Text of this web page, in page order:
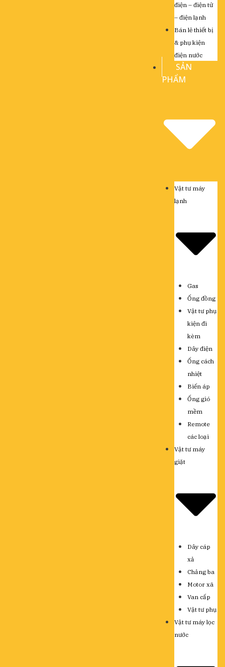
điện – điện tử
– điện lạnh
Bán lẻ thiết bị
& phụ kiện
điện nước
SẢN
PHẨM
Vật tư máy
lạnh
Gas
Ống đồng
Vật tư phụ
kiện đi
kèm
Dây điện
Ống cách
nhiệt
Biến áp
Ống gió
mềm
Remote
các loại
Vật tư máy
giặt
Dây cáp
xả
Chảng ba
Motor xã
Van cấp
Vật tư phụ
Vật tư máy lọc
nước